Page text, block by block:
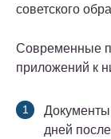
советского
Современные
приложений к
дней